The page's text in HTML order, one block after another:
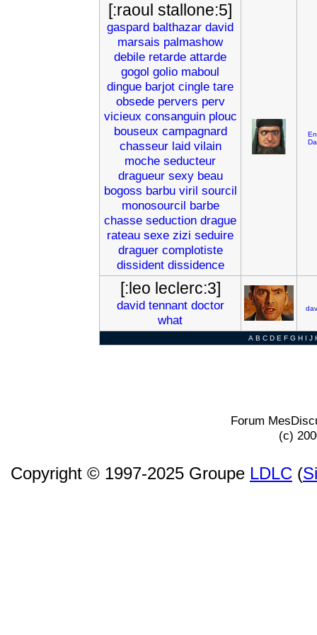
[:raoul stallone:5]
gaspard balthazar david
marsais palmashow
debile retarde attarde
gogol golio maboul
dingue barjot cingle tare
obsede pervers perv
vicieux consanguin plouc
bouseux campagnard
chasseur laid vilain
moche seducteur
dragueur sexy beau
bogoss barbu viril sourcil
monosourcil barbe
chasse seduction drague
rateau sexe zizi seduire
draguer complotiste
dissident dissidence
[:leo leclerc:3]
david tennant doctor
what
A B C D E F G H I J
Forum
(c)
Copyright © 1997-2025 Groupe LDLC (